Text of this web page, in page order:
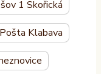
1 Skořická
Pošta Klabava